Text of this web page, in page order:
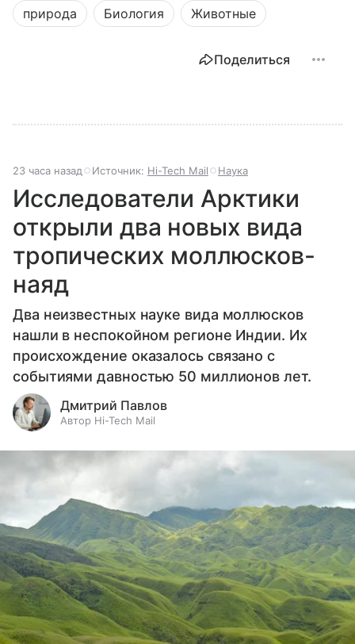
природа Биология Животные
Поделиться
23 часа назад Источник: Hi-Tech Mail Наука
Исследователи Арктики
открыли два новых вида
тропических моллюсков-
наяд
Два неизвестных науке вида моллюсков
нашли в неспокойном регионе Индии. Их
происхождение оказалось связано с
событиями давностью 50 миллионов лет.
Дмитрий Павлов
Автор Hi-Tech Mail